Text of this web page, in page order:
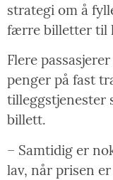
strategi om å
færre billetter til
Flere
penger på fast
tilleggstjenester
billett.
– Samtidig er
lav, når prisen